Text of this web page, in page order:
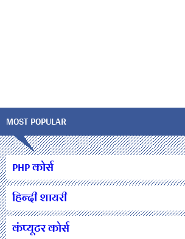
MOST POPULAR
PHP कोर्स
हिन्दी शायरी
कंप्यूटर कोर्स